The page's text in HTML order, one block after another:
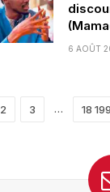
6 AOÛT
2 3 … 18 199